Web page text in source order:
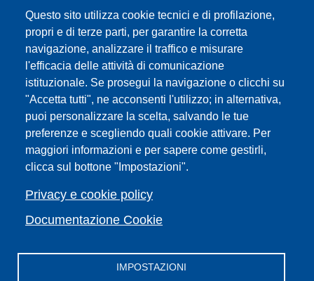
Questo sito utilizza cookie tecnici e di profilazione,
propri e di terze parti, per garantire la corretta
navigazione, analizzare il traffico e misurare
l'efficacia delle attività di comunicazione
istituzionale. Se prosegui la navigazione o clicchi su
"Accetta tutti", ne acconsenti l'utilizzo; in alternativa,
puoi personalizzare la scelta, salvando le tue
preferenze e scegliendo quali cookie attivare. Per
maggiori informazioni e per sapere come gestirli,
clicca sul bottone "Impostazioni".
Privacy e cookie policy
Documentazione Cookie
IMPOSTAZIONI
URP | Ufficio Relazioni con il Pubblico
Sedi
Mappa del sito
Webmaster e redazione web
Elenco dei siti tematici
Accessibilità
Feed RSS
Note legali del sito
Privacy policy
Cambia idea sui cookie